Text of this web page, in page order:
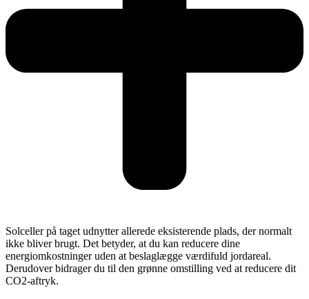
Solceller på taget udnytter allerede eksisterende plads, der normalt
ikke bliver brugt. Det betyder, at du kan reducere dine
energiomkostninger uden at beslaglægge værdifuld jordareal.
Derudover bidrager du til den grønne omstilling ved at reducere dit
CO2-aftryk.